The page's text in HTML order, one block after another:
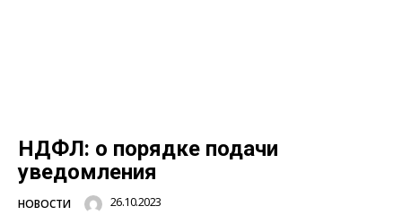
НДФЛ: о порядке подачи
уведомления
НОВОСТИ 26.10.2023